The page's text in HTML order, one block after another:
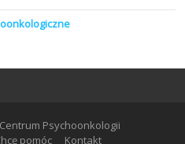
Centrum Psychoonkologii
pomóc Kontakt